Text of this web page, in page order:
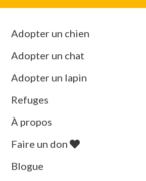
Adopter un chien
Adopter un chat
Adopter un lapin
Refuges
À propos
Faire un don
Blogue